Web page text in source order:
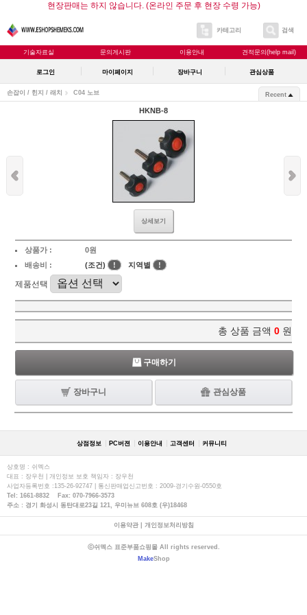
현장판매는 하지 않습니다. (온라인 주문 후 현장 수령 가능)
카테고리 검색
기술자료실 문의게시판 이용안내 견적문의(help mail)
로그인 마이페이지 장바구니 관심상품
손잡이 / 힌지 / 래치 C04 노브 Recent
HKNB-8
상세보기
상품가 :
0원
배송비 :
(조건) ! 지역별 !
제품선택
총 상품 금액 0 원
구매하기
장바구니 관심상품
상점정보 PC버젼 이용안내 고객센터 커뮤니티
상호명 : 쉬멕스
대표 : 장우천 | 개인정보 보호 책임자 : 장우천
사업자등록번호 :135-26-92747 | 통신판매업신고번호 : 2009-경기수원-0550호
Tel: 1661-8832 Fax: 070-7966-3573
주소 : 경기 화성시 동탄대로23길 121, 우미뉴브 608호 (우)18468
이용약관| 개인정보처리방침
ⓒ쉬멕스 표준부품쇼핑몰 All rights reserved.
MakeShop